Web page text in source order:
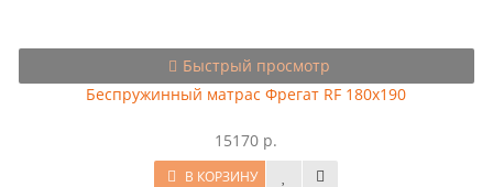
Быстрый просмотр
Беспружинный матрас Фрегат RF 180x190
15170 р.
В КОРЗИНУ